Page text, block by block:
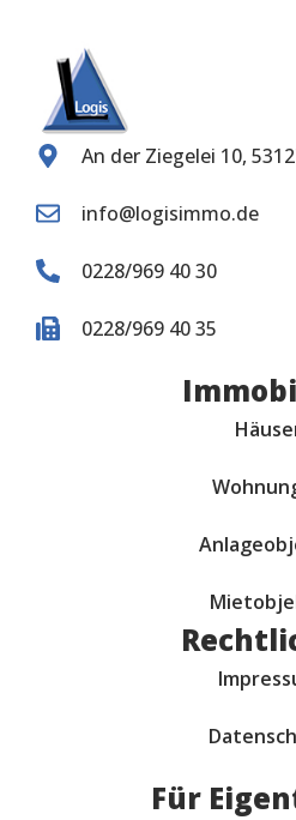
An der Ziegelei 10,
info@logisimmo.de
0228/969 40 30
0228/969 40 35
Für